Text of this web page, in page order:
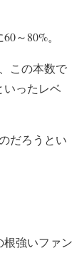
～80%。
この本数で
いったレベ
だろうとい
強いファン